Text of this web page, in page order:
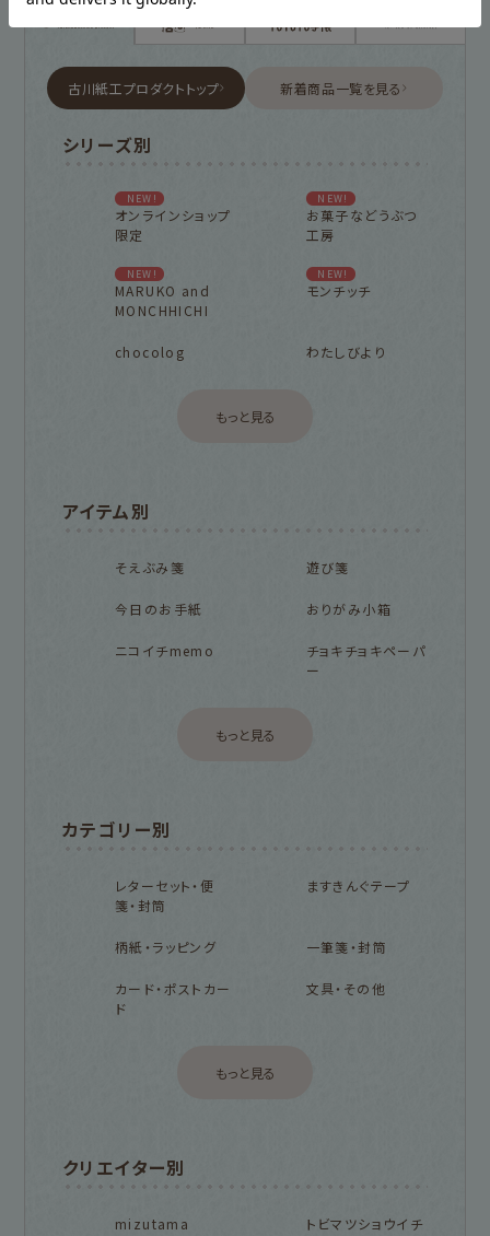
古川紙工プロダクトトップ 新着商品一覧を見る
シリーズ別
NEW!
オンラインショップ
限定
NEW!
お菓子などうぶつ
工房
NEW!
MARUKO and
MONCHHICHI
NEW!
モンチッチ
chocolog わたしびより
もっと見る
アイテム別
そえぶみ箋 遊び箋
今日のお手紙 おりがみ小箱
ニコイチmemo
チョキチョキペーパ
ー
もっと見る
カテゴリー別
レターセット・便
箋・封筒
ますきんぐテープ
柄紙・ラッピング 一筆箋・封筒
カード・ポストカー
ド
文具・その他
もっと見る
クリエイター別
mizutama
トビマツショウイチ